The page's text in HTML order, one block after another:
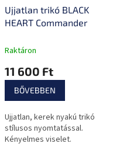
Ujjatlan trikó BLACK
HEART Commander
Raktáron
11 600 Ft
BŐVEBBEN
Ujjatlan, kerek nyakú trikó
stílusos nyomtatással.
Kényelmes viselet.